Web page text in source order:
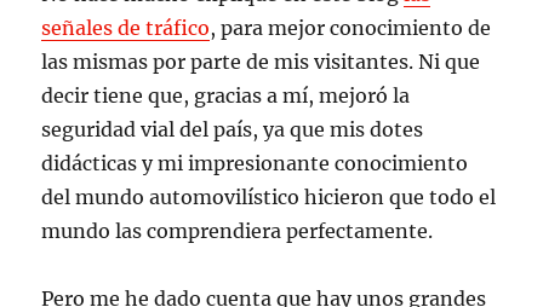
señales de tráfico, para mejor conocimiento de
las mismas por parte de mis visitantes. Ni que
decir tiene que, gracias a mí, mejoró la
seguridad vial del país, ya que mis dotes
didácticas y mi impresionante conocimiento
del mundo automovilístico hicieron que todo el
mundo las comprendiera perfectamente.
Pero me he dado cuenta que hay unos grandes